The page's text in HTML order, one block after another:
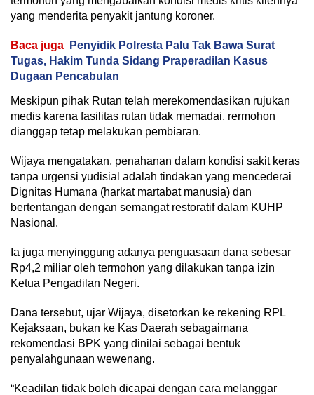
yang menderita penyakit jantung koroner.
Baca juga
Penyidik Polresta Palu Tak Bawa Surat
Tugas, Hakim Tunda Sidang Praperadilan Kasus
Dugaan Pencabulan
Meskipun pihak Rutan telah merekomendasikan rujukan
medis karena fasilitas rutan tidak memadai, rermohon
dianggap tetap melakukan pembiaran.
Wijaya mengatakan, penahanan dalam kondisi sakit keras
tanpa urgensi yudisial adalah tindakan yang mencederai
Dignitas Humana (harkat martabat manusia) dan
bertentangan dengan semangat restoratif dalam KUHP
Nasional.
Ia juga menyinggung adanya penguasaan dana sebesar
Rp4,2 miliar oleh termohon yang dilakukan tanpa izin
Ketua Pengadilan Negeri.
Dana tersebut, ujar Wijaya, disetorkan ke rekening RPL
Kejaksaan, bukan ke Kas Daerah sebagaimana
rekomendasi BPK yang dinilai sebagai bentuk
penyalahgunaan wewenang.
“Keadilan tidak boleh dicapai dengan cara melanggar